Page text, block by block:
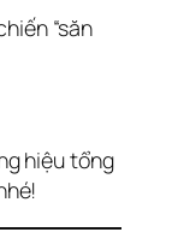
“săn
hiệu tổng